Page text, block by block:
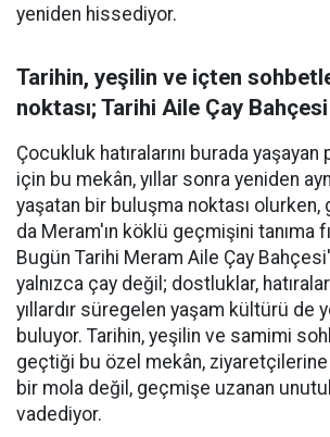
yeniden hissediyor.
Tarihin, yeşilin ve içten
noktası; Tarihi Aile Çay Bahçesi
Çocukluk hatıralarını burada
için bu mekân, yıllar sonra yeniden
yaşatan bir buluşma noktası olurken,
da Meram'ın köklü geçmişini tanıma
Bugün Tarihi Meram Aile Çay
yalnızca çay değil; dostluklar,
yıllardır süregelen yaşam kültürü de
buluyor. Tarihin, yeşilin ve samimi
geçtiği bu özel mekân,
bir mola değil, geçmişe uzanan
vadediyor.